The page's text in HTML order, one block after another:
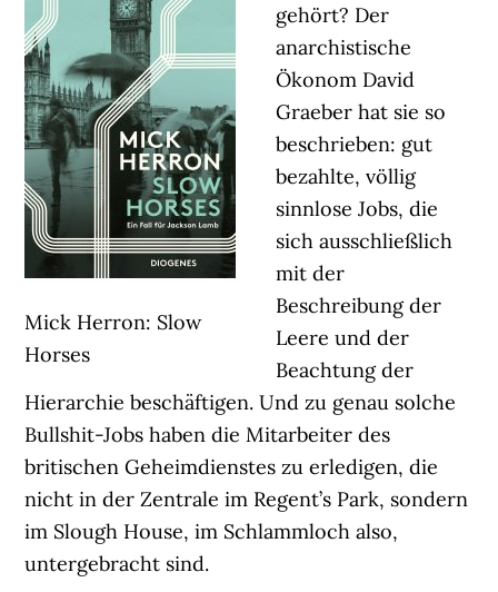
Mick Herron: Slow
Horses
gehört? Der
anarchistische
Ökonom David
Graeber hat sie so
beschrieben: gut
bezahlte, völlig
sinnlose Jobs, die
sich ausschließlich
mit der
Beschreibung der
Leere und der
Beachtung der
Hierarchie beschäftigen. Und zu genau solche
Bullshit-Jobs haben die Mitarbeiter des
britischen Geheimdienstes zu erledigen, die
nicht in der Zentrale im Regent’s Park, sondern
im Slough House, im Schlammloch also,
untergebracht sind.